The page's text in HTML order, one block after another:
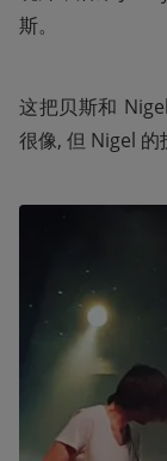
斯。
这把贝斯和
很像, 但 Nigel 的